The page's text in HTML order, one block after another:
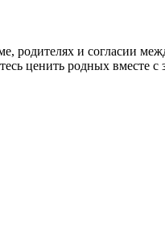
родителях и согласии
ценить родных вместе